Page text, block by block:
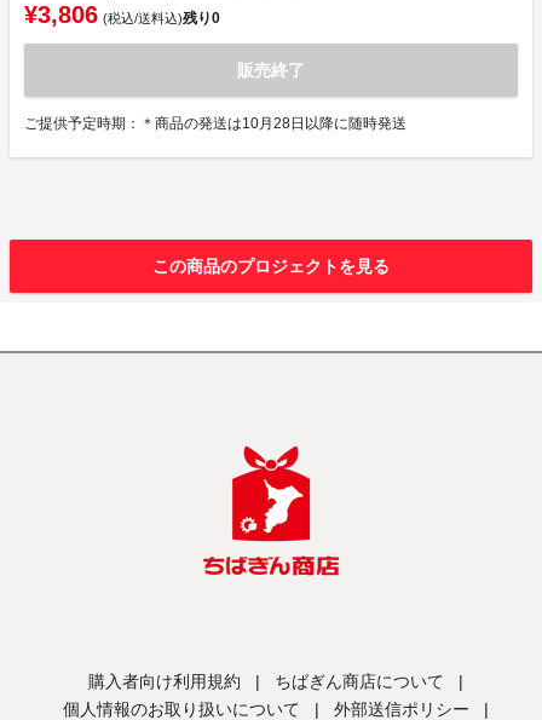
¥3,806 (税込/送料込)残り0
販売終了
ご提供予定時期：＊商品の発送は10月28日以降に随時発送
この商品のプロジェクトを見る
購入者向け利用規約 | ちばぎん商店について
|
個人情報のお取り扱いについて
| 外部送信ポリシー |